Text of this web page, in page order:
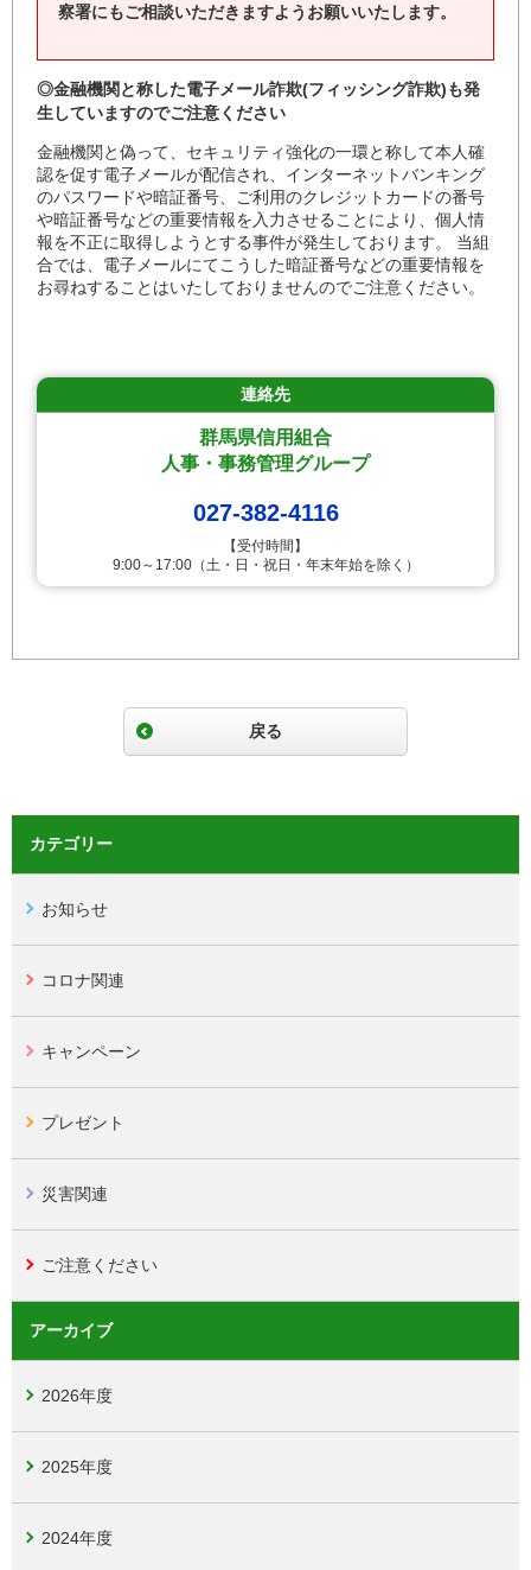
察署にもご相談いただきますようお願いいたします。
◎金融機関と称した電子メール詐欺(フィッシング詐欺)も発
生していますのでご注意ください
金融機関と偽って、セキュリティ強化の一環と称して本人確
認を促す電子メールが配信され、インターネットバンキング
のパスワードや暗証番号、ご利用のクレジットカードの番号
や暗証番号などの重要情報を入力させることにより、個人情
報を不正に取得しようとする事件が発生しております。 当組
合では、電子メールにてこうした暗証番号などの重要情報を
お尋ねすることはいたしておりませんのでご注意ください。
連絡先
群馬県信用組合
人事・事務管理グループ
027-382-4116
【受付時間】
9:00～17:00（土・日・祝日・年末年始を除く）
戻る
カテゴリー
お知らせ
コロナ関連
キャンペーン
プレゼント
災害関連
ご注意ください
アーカイブ
2026年度
2025年度
2024年度